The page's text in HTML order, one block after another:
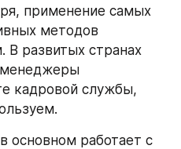
применение самых
методов
В развитых странах
менеджеры
кадровой службы,
основном работает с